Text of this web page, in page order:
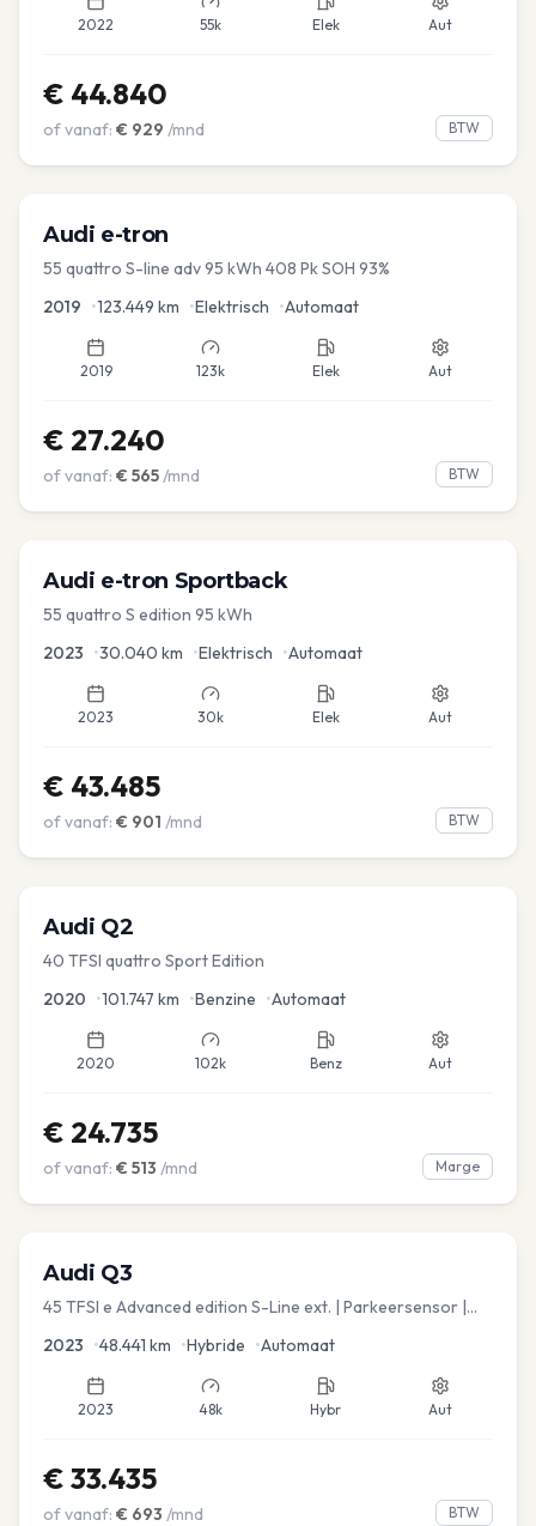
2022 55k Elek Aut
€ 44.840
of vanaf: € 929 /mnd BTW
Audi e-tron
55 quattro S-line adv 95 kWh 408 Pk SOH 93%
2019 •123.449 km •Elektrisch •Automaat
2019 123k Elek Aut
€ 27.240
of vanaf: € 565/mnd BTW
Audi e-tron Sportback
55 quattro S edition 95 kWh
2023 •30.040 km •Elektrisch •Automaat
2023 30k Elek Aut
€ 43.485
of vanaf: € 901 /mnd BTW
Audi Q2
40 TFSI quattro Sport Edition
2020 •101.747 km •Benzine •Automaat
2020 102k Benz Aut
€ 24.735
of vanaf: € 513 /mnd Marge
Audi Q3
45 TFSI e Advanced edition S-Line ext. | Parkeersensor |
2023 •48.441 km •Hybride •Automaat
2023 48k Hybr Aut
€ 33.435
of vanaf: € 693 /mnd BTW